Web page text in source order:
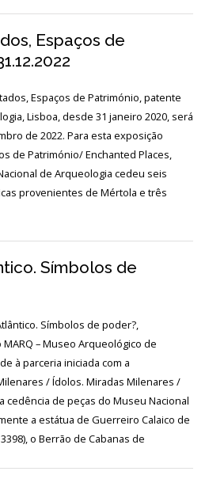
Espaços de
Espaços de Património, patente
Lisboa, desde 31 janeiro 2020, será
de 2022. Para esta exposição
de Património/ Enchanted Places,
de Arqueologia cedeu seis
provenientes de Mértola e três
Símbolos de
Símbolos de poder?,
– Museo Arqueológico de
à parceria iniciada com a
/ Ídolos. Miradas Milenares /
cedência de peças do Museu Nacional
a estátua de Guerreiro Calaico de
o Berrão de Cabanas de